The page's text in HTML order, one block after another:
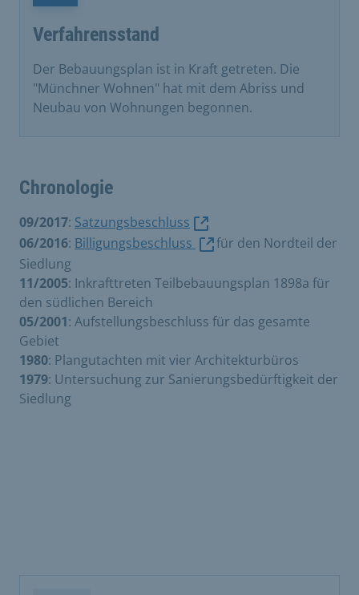
Verfahrensstand
Der Bebauungsplan ist in Kraft getreten. Die
"Münchner Wohnen" hat mit dem Abriss und
Neubau von Wohnungen begonnen.
Chronologie
09/2017: Satzungsbeschluss
06/2016: Billigungsbeschluss
für den Nordteil der
Siedlung
11/2005: Inkrafttreten Teilbebauungsplan 1898a für
den südlichen Bereich
05/2001: Aufstellungsbeschluss für das gesamte
Gebiet
1980: Plangutachten mit vier Architekturbüros
1979: Untersuchung zur Sanierungsbedürftigkeit der
Siedlung